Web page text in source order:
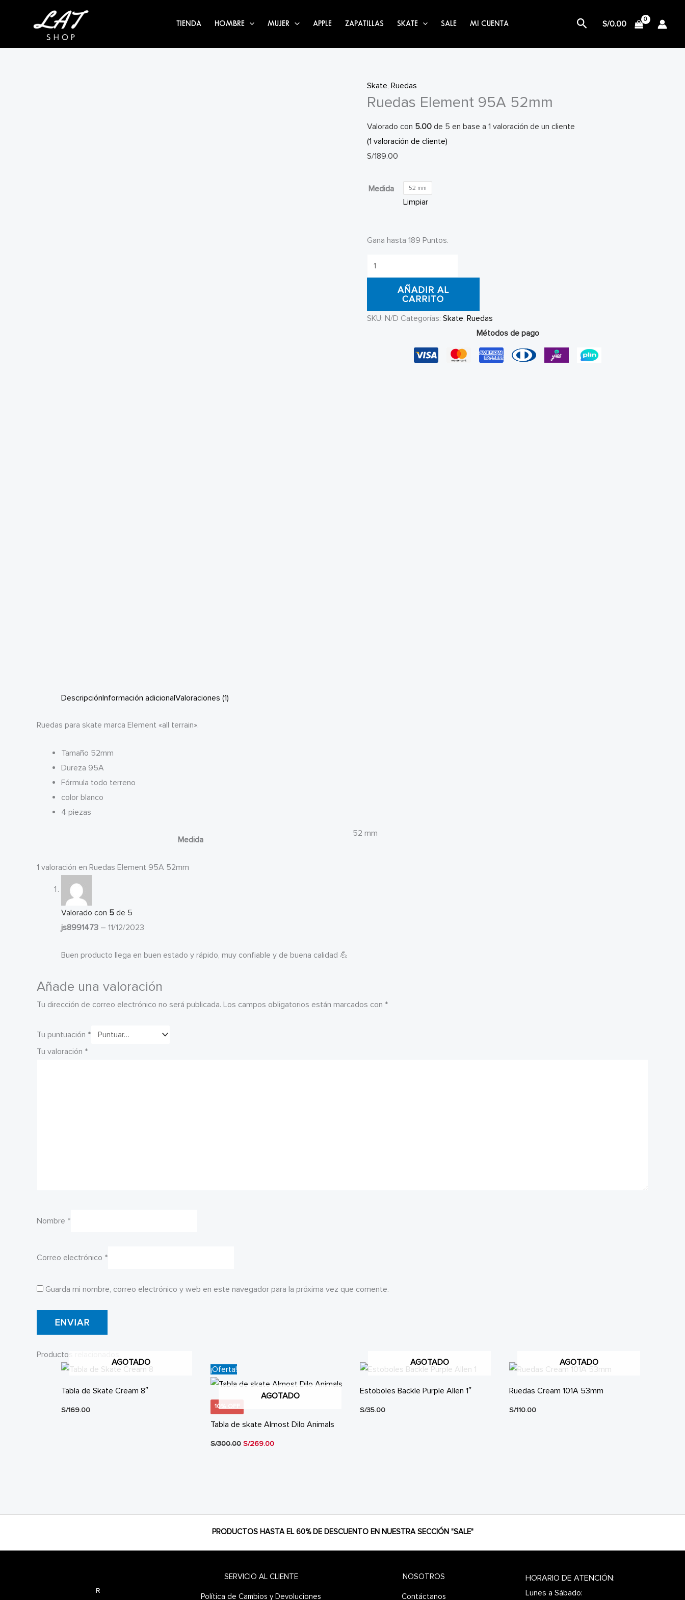
TIENDA HOMBRE MUJER APPLE ZAPATILLAS SKATE SALE MI CUENTA Buscar
S/0.00
Skate, Ruedas
Ruedas Element 95A 52mm
Valorado con 5.00 de 5 en base a 1 valoración de un cliente
(1 valoración de cliente)
S/189.00
Medida 52 mm
Limpiar
Gana hasta 189 Puntos.
Ruedas
Element
cantidad
AÑADIR AL
CARRITO
SKU: N/D Categorías: Skate, Ruedas
Métodos de pago
DescripciónInformación adicionalValoraciones (1)
Ruedas para skate marca Element «all terrain».
Tamaño 52mm
Dureza 95A
Fórmula todo terreno
color blanco
4 piezas
Medida
52 mm
1 valoración en Ruedas Element 95A 52mm
Valorado con 5 de 5
js8991473 – 11/12/2023
Buen producto llega en buen estado y rápido, muy confiable y de buena calidad 💪
Añade una valoración
Tu dirección de correo electrónico no será publicada. Los campos obligatorios están marcados con *
Tu puntuación *
Tu valoración *
Nombre *
Correo electrónico *
Guarda mi nombre, correo electrónico y web en este navegador para la próxima vez que comente.
Productos relacionados
AGOTADO
Tabla de Skate Cream 8″
S/169.00
¡Oferta!
10% OFF
AGOTADO
Tabla de skate Almost Dilo Animals
S/300.00 El
S/269.00
AGOTADO
Estoboles Backle Purple Allen 1″
S/35.00
AGOTADO
Ruedas Cream 101A 53mm
S/110.00
PRODUCTOS HASTA EL 60% DE DESCUENTO EN NUESTRA SECCIÓN "SALE"
R
SERVICIO AL CLIENTE
Política de Cambios y Devoluciones
NOSOTROS
Contáctanos
HORARIO DE ATENCIÓN:
Lunes a Sábado: